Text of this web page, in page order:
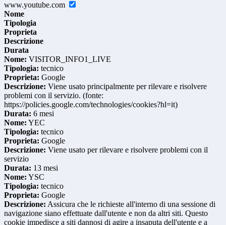
www.youtube.com
Nome
Tipologia
Proprieta
Descrizione
Durata
Nome: VISITOR_INFO1_LIVE
Tipologia: tecnico
Proprieta: Google
Descrizione: Viene usato principalmente per rilevare e risolvere
problemi con il servizio. (fonte:
https://policies.google.com/technologies/cookies?hl=it)
Durata: 6 mesi
Nome: YEC
Tipologia: tecnico
Proprieta: Google
Descrizione: Viene usato per rilevare e risolvere problemi con il
servizio
Durata: 13 mesi
Nome: YSC
Tipologia: tecnico
Proprieta: Google
Descrizione: Assicura che le richieste all'interno di una sessione di
navigazione siano effettuate dall'utente e non da altri siti. Questo
cookie impedisce a siti dannosi di agire a insaputa dell'utente e a